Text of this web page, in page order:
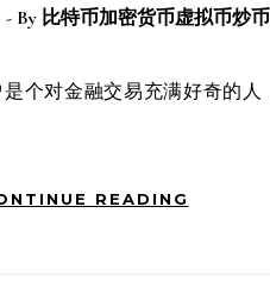
- By 比特币加密货币虚拟币炒币
READING